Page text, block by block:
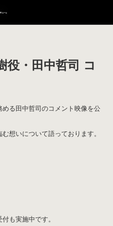
役・田中哲司 コ
る田中哲司のコメント映像を公
想いについて語っております。
も実施中です。